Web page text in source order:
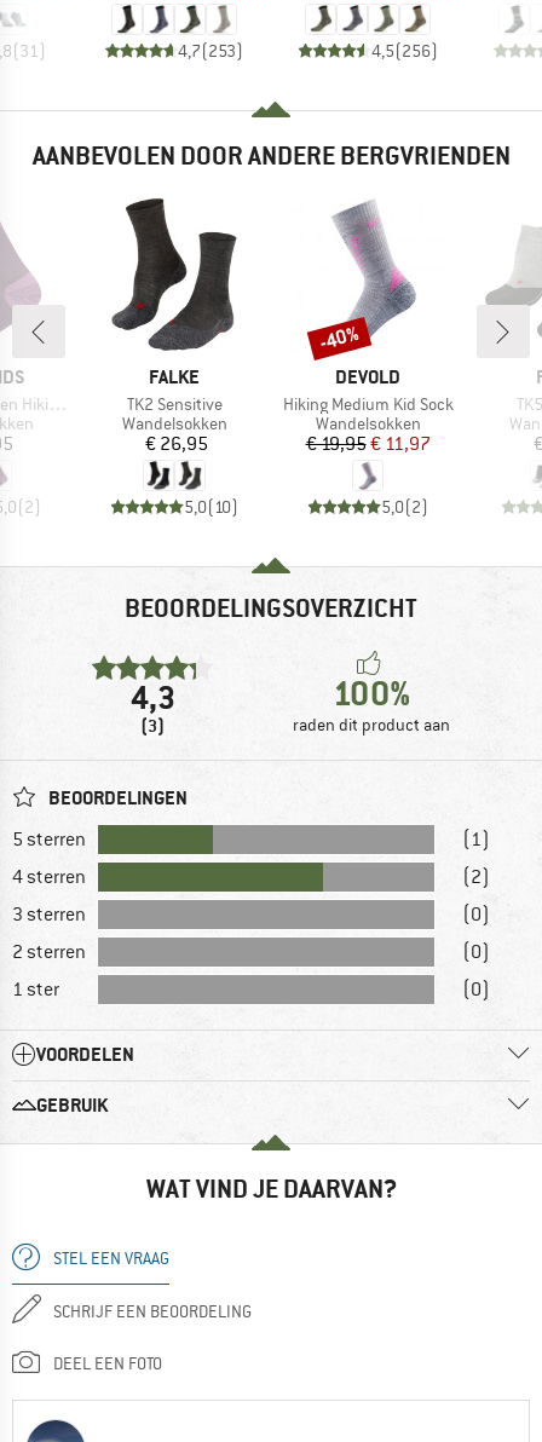
(31 ) 4,7(253) 4,5(256)
AANBEVOLEN DOOR ANDERE BERGVRIENDEN
2-Pack
(2)
MERK
FALKE
Artikel
TK2 Sensitive
Productgroep
Wandelsokken
Prijs
€ 26,95
5,0(10)
MERK
DEVOLD
Artikel
Hiking Medium Kid Sock
Productgroep
Wandelsokken
Prijs
€ 19,95Verlaagde prijs
€ 11,97
5,0(2)
Korting
-40%
BEOORDELINGSOVERZICHT
4,3
(3)
100%
raden dit product aan
BEOORDELINGEN
5 sterren
(1)
4 sterren
(2)
3 sterren
(0)
2 sterren
(0)
1 ster
(0)
VOORDELEN
GEBRUIK
WAT VIND JE DAARVAN?
STEL EEN VRAAG
SCHRIJF EEN BEOORDELING
DEEL EEN FOTO